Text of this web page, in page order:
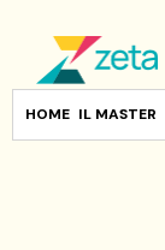
HOME IL MASTER